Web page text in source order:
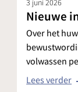
3 juni 2026
Nieuwe
Over het
volwassen
Lees verder